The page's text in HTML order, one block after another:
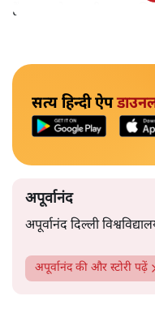
हैं।भारत के तक़रीबन हर
सत्य हिन्दी ऐप
अपूर्वानंद
अपूर्वानंद दिल्ली
अपूर्वानंदकी और स्टोरी पढ़ें